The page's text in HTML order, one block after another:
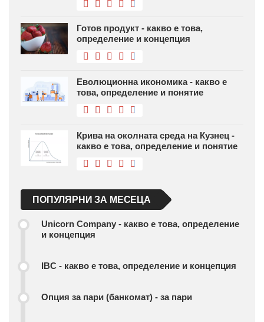
Готов продукт - какво е това,
определение и концепция
Еволюционна икономика - какво е
това, определение и понятие
Крива на околната среда на Кузнец -
какво е това, определение и понятие
ПОПУЛЯРНИ ЗА МЕСЕЦА
Unicorn Company - какво е това, определение
и концепция
IBC - какво е това, определение и концепция
Опция за пари (банкомат) - за пари